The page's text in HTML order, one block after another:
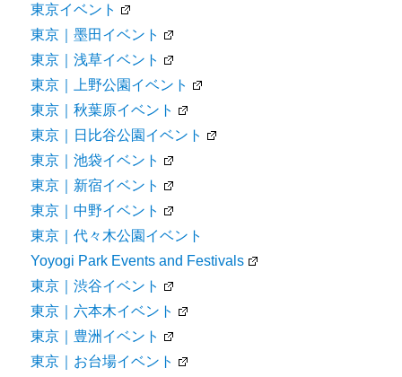
東京イベント
東京｜墨田イベント
東京｜浅草イベント
東京｜上野公園イベント
東京｜秋葉原イベント
東京｜日比谷公園イベント
東京｜池袋イベント
東京｜新宿イベント
東京｜中野イベント
東京｜代々木公園イベント
Yoyogi Park Events and Festivals
東京｜渋谷イベント
東京｜六本木イベント
東京｜豊洲イベント
東京｜お台場イベント